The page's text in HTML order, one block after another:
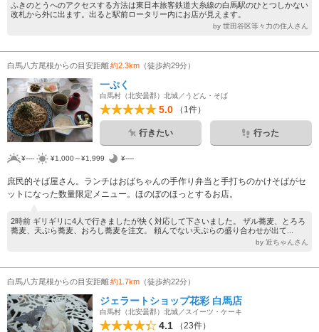
ふきのとうへのアクセスする方法は東日本旅客鉄道大糸線の白馬駅のひとつしかない
改札から外に出ます。出ると駅前ロータリー内にお店が見えます。
by 世田谷区等々力の住人さん
白馬八方尾根からの目安距離約2.3km （徒歩約29分）
一ぷく
白馬村（北安曇郡）北城／うどん・そば
5.0 （1件）
行きたい 行った
¥---- ¥1,000～¥1,999 ¥----
庶民的そば屋さん。ランチはおばちゃんの手作り弁当と手打ちのかけそばがセ
ットになった数量限定メニュー。ほのぼのほっとするお店。
2時前 ギリギリに4人で行きましたが快く対応して下さいました。 ザル蕎麦、とろろ
蕎麦、天ぷら蕎麦、おろし蕎麦を注文。 頼んでない天ぷらの盛り合わせが出て...
by 近ちゃんさん
白馬八方尾根からの目安距離約1.7km （徒歩約22分）
ジェラートショップ花彩 白馬店
白馬村（北安曇郡）北城／スイーツ・ケーキ
4.1 （23件）